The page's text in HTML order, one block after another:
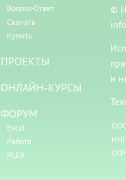
Вопрос-Ответ
Скачать
Купить
ПРОЕКТЫ
ОНЛАЙН-КУРСЫ
ФОРУМ
Excel
Работа
PLEX
©
и